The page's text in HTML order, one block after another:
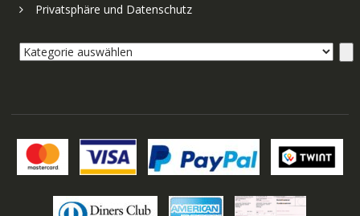
Privatsphäre und Datenschutz
Kategorie